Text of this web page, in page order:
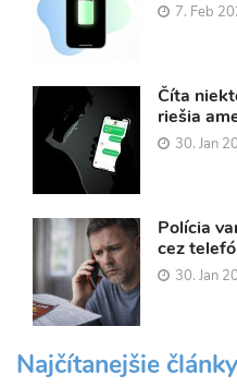
7. Feb
Číta
riešia
30. Jan
Polícia
cez
30. Jan
Najčítanejšie články